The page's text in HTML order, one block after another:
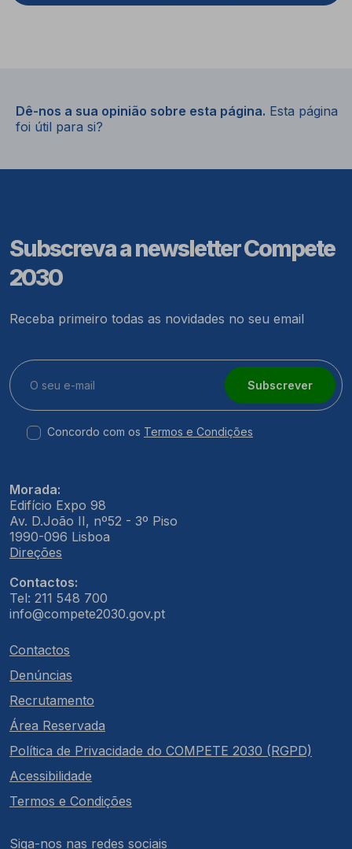
Dê-nos a sua opinião sobre esta página. Esta página
foi útil para si?
Subscreva a newsletter Compete
2030
Receba primeiro todas as novidades no seu email
Subscrever
Concordo com os Termos e Condições
Morada:
Edifício Expo 98
Av. D.João II, nº52 - 3º Piso
1990-096 Lisboa
Direções
Contactos:
Tel: 211 548 700
info@compete2030.gov.pt
Contactos
Denúncias
Recrutamento
Área Reservada
Política de Privacidade do COMPETE 2030 (RGPD)
Acessibilidade
Termos e Condições
Siga-nos nas redes sociais